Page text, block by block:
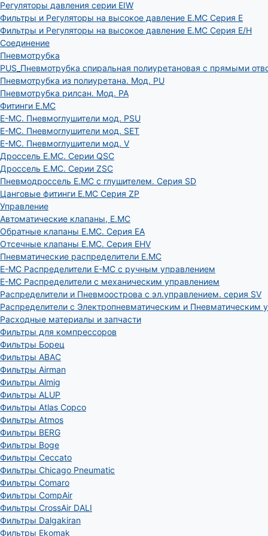
Регуляторы давления серии EIW
Фильтры и Регуляторы на высокое давление E.MC Серия E
Фильтры и Регуляторы на высокое давление E.MC Серия E/H
Соединение
Пневмотрубка
PUS_Пневмотрубка спиральная полиуретановая с прямыми
Пневмотрубка из полиуретана. Мод. РU
Пневмотрубка рилсан. Мод. PA
Фитинги E.MC
E-MC. Пневмоглушители мод. PSU
E-MC. Пневмоглушители мод. SET
E-MC. Пневмоглушители мод. V
Дроссель E.MC. Серии QSC
Дроссель E.MC. Серии ZSC
Пневмодроссель E.MC с глушителем. Серия SD
Цанговые фитинги E.MC Серия ZP
Управление
Автоматические клапаны, Е.МС
Обратные клапаны E.MC. Серия EA
Отсечные клапаны E.MC. Серия EHV
Пневматические распределители E.MC
E-MC Распределители E-MC с ручным управлением
E-MC Распределители с механическим управлением
Распределители и Пневмоострова с эл.управлением. серия SV
Распределители с Электропневматическим и Пневматическим
Расходные материалы и запчасти
Фильтры для компрессоров
Фильтры Борец
Фильтры ABAC
Фильтры Airman
Фильтры Almig
Фильтры ALUP
Фильтры Atlas Copco
Фильтры Atmos
Фильтры BERG
Фильтры Boge
Фильтры Ceccato
Фильтры Chicago Pneumatic
Фильтры Comaro
Фильтры CompAir
Фильтры CrossAir DALI
Фильтры Dalgakiran
Фильтры Ekomak